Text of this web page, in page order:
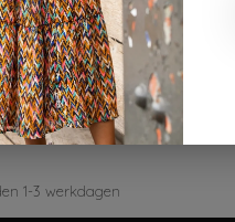
Like Flo
F508-6603-050-Kit
Winter 2025
1-3 werkdagen